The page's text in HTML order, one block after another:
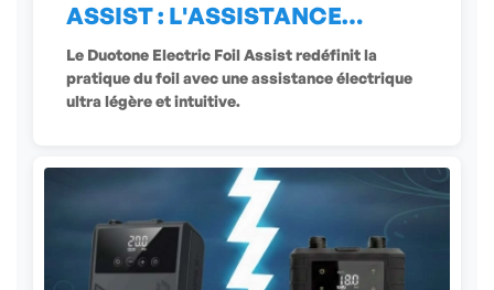
ASSIST : L'ASSISTANCE
ÉLECTRIQUE
Le Duotone Electric Foil Assist redéfinit la
pratique du foil avec une assistance électrique
ultra légère et intuitive.